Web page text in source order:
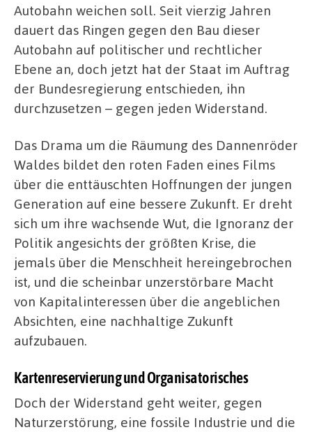
Autobahn weichen soll. Seit vierzig Jahren
dauert das Ringen gegen den Bau dieser
Autobahn auf politischer und rechtlicher
Ebene an, doch jetzt hat der Staat im Auftrag
der Bundesregierung entschieden, ihn
durchzusetzen – gegen jeden Widerstand.
Das Drama um die Räumung des Dannenröder
Waldes bildet den roten Faden eines Films
über die enttäuschten Hoffnungen der jungen
Generation auf eine bessere Zukunft. Er dreht
sich um ihre wachsende Wut, die Ignoranz der
Politik angesichts der größten Krise, die
jemals über die Menschheit hereingebrochen
ist, und die scheinbar unzerstörbare Macht
von Kapitalinteressen über die angeblichen
Absichten, eine nachhaltige Zukunft
aufzubauen.
Kartenreservierung und Organisatorisches
Doch der Widerstand geht weiter, gegen
Naturzerstörung, eine fossile Industrie und die